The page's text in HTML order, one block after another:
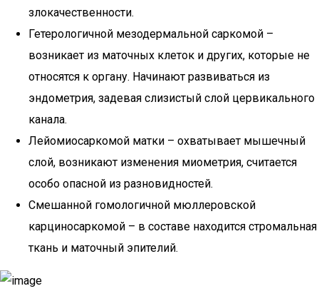
злокачественности.
Гетерологичной мезодермальной саркомой –
возникает из маточных клеток и других, которые не
относятся к органу. Начинают развиваться из
эндометрия, задевая слизистый слой цервикального
канала.
Лейомиосаркомой матки – охватывает мышечный
слой, возникают изменения миометрия, считается
особо опасной из разновидностей.
Смешанной гомологичной мюллеровской
карциносаркомой – в составе находится стромальная
ткань и маточный эпителий.